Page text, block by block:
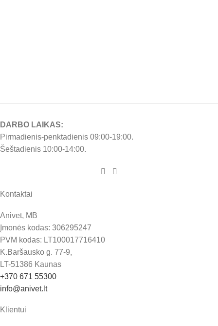
DARBO LAIKAS:
Pirmadienis-penktadienis 09:00-19:00.
Šeštadienis 10:00-14:00.
Kontaktai
Anivet, MB
Įmonės kodas: 306295247
PVM kodas: LT100017716410
K.Baršausko g. 77-9,
LT-51386 Kaunas
+370 671 55300
info@anivet.lt
Klientui